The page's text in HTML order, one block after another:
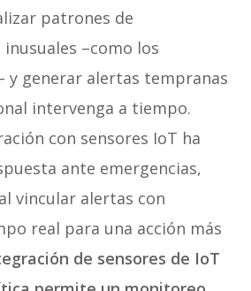
patrones de
–como los
y generar alertas tempranas
intervenga a tiempo.
con sensores IoT ha
ante emergencias,
vincular alertas con
real para una acción más
de sensores de IoT